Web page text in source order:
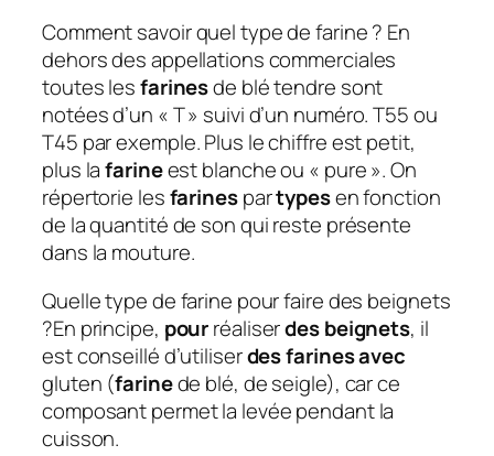
Comment savoir quel type de farine ? En
dehors des appellations commerciales
toutes lesfarinesde blé tendre sont
notées d’un « T » suivi d’un numéro. T55 ou
T45 par exemple. Plus le chiffre est petit,
plus lafarineest blanche ou « pure ». On
répertorie lesfarinespartypesen fonction
de la quantité de son qui reste présente
dans la mouture.
Quelle type de farine pour faire des beignets
?En principe, pourréaliserdes beignets, il
est conseillé d’utiliserdes farines avec
gluten (farinede blé, de seigle), car ce
composant permet la levée pendant la
cuisson.